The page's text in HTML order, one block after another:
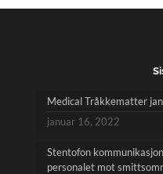
Medical Tråkkematter
januar 16, 2022
Stentofon
personalet mot